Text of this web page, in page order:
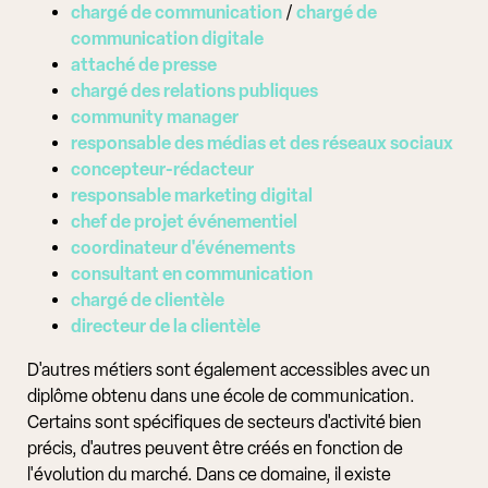
chargé de communication / chargé de
communication digitale
attaché de presse
chargé des relations publiques
community manager
responsable des médias et des réseaux sociaux
concepteur-rédacteur
responsable marketing digital
chef de projet événementiel
coordinateur d'événements
consultant en communication
chargé de clientèle
directeur de la clientèle
D'autres métiers sont également accessibles avec un
diplôme obtenu dans une école de communication.
Certains sont spécifiques de secteurs d'activité bien
précis, d'autres peuvent être créés en fonction de
l'évolution du marché. Dans ce domaine, il existe